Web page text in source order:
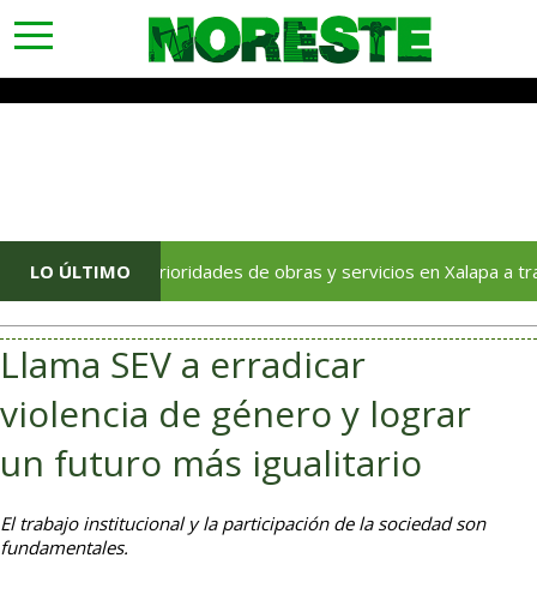
toggle
navigation
LO ÚLTIMO
prioridades de obras y servicios en Xalapa a través del Día
Llama SEV a erradicar
violencia de género y lograr
un futuro más igualitario
El trabajo institucional y la participación de la sociedad son
fundamentales.